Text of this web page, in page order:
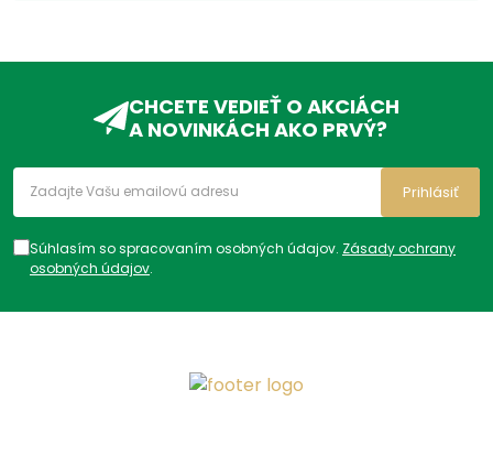
CHCETE VEDIEŤ O AKCIÁCH
A NOVINKÁCH AKO PRVÝ?
Súhlasím so spracovaním osobných údajov. Zásady ochrany
osobných údajov.
Prihlásiť